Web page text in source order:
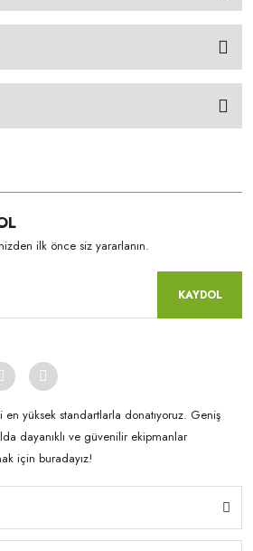
ilk önce siz yararlanın.
KAYDOL
en yüksek standartlarla donatıyoruz. Geniş
dayanıklı ve güvenilir ekipmanlar
için buradayız!